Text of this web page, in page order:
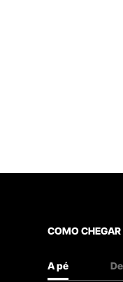
COMO CHEGAR
A pé